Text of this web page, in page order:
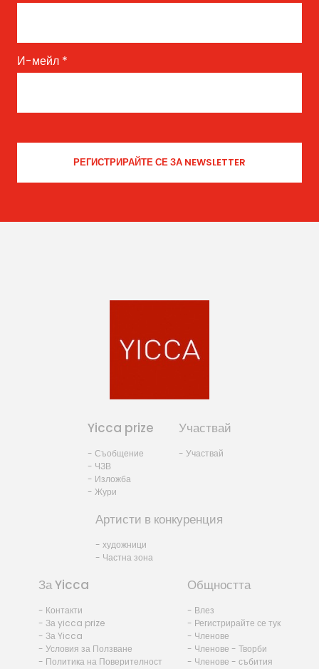
И-мейл *
Yicca prize
- Съобщение
- ЧЗВ
- Изложба
- Жури
Участвай
- Участвай
Артисти в конкуренция
- художници
- Частна зона
За Yicca
- Контакти
- За yicca prize
- За Yicca
- Условия за Ползване
- Политика на Поверителност
Общността
- Влез
- Регистрирайте се тук
- Членове
- Членове - Творби
- Членове - събития